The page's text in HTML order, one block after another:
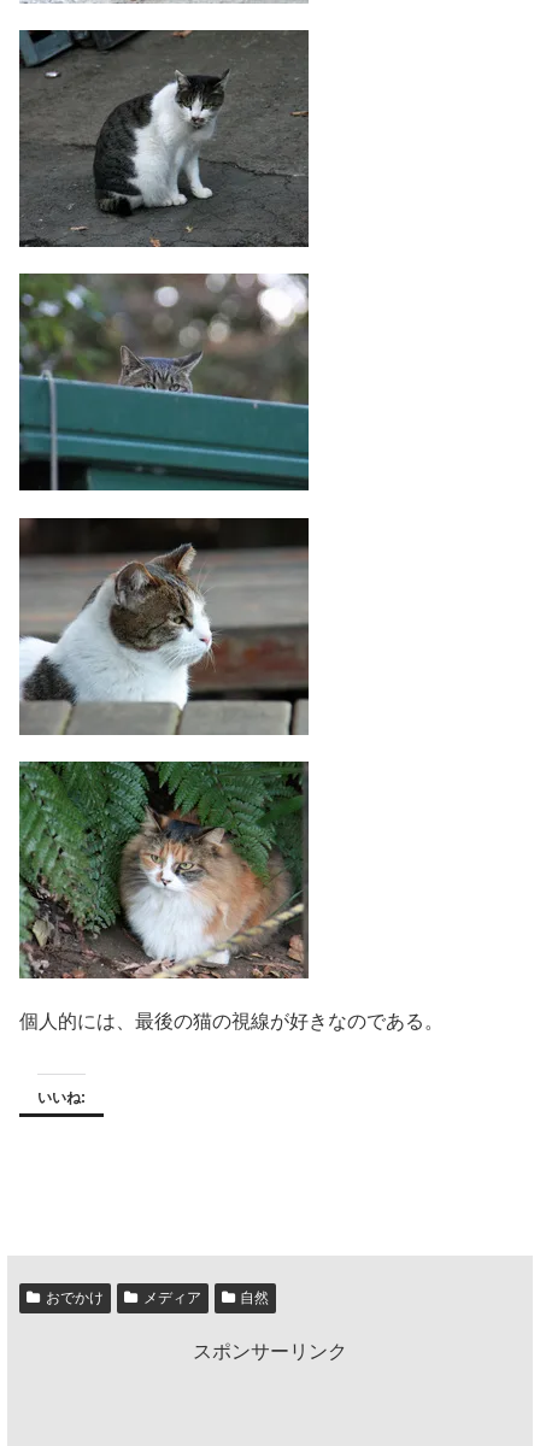
個人的には、最後の猫の視線が好きなのである。
いいね:
おでかけ メディア 自然
スポンサーリンク